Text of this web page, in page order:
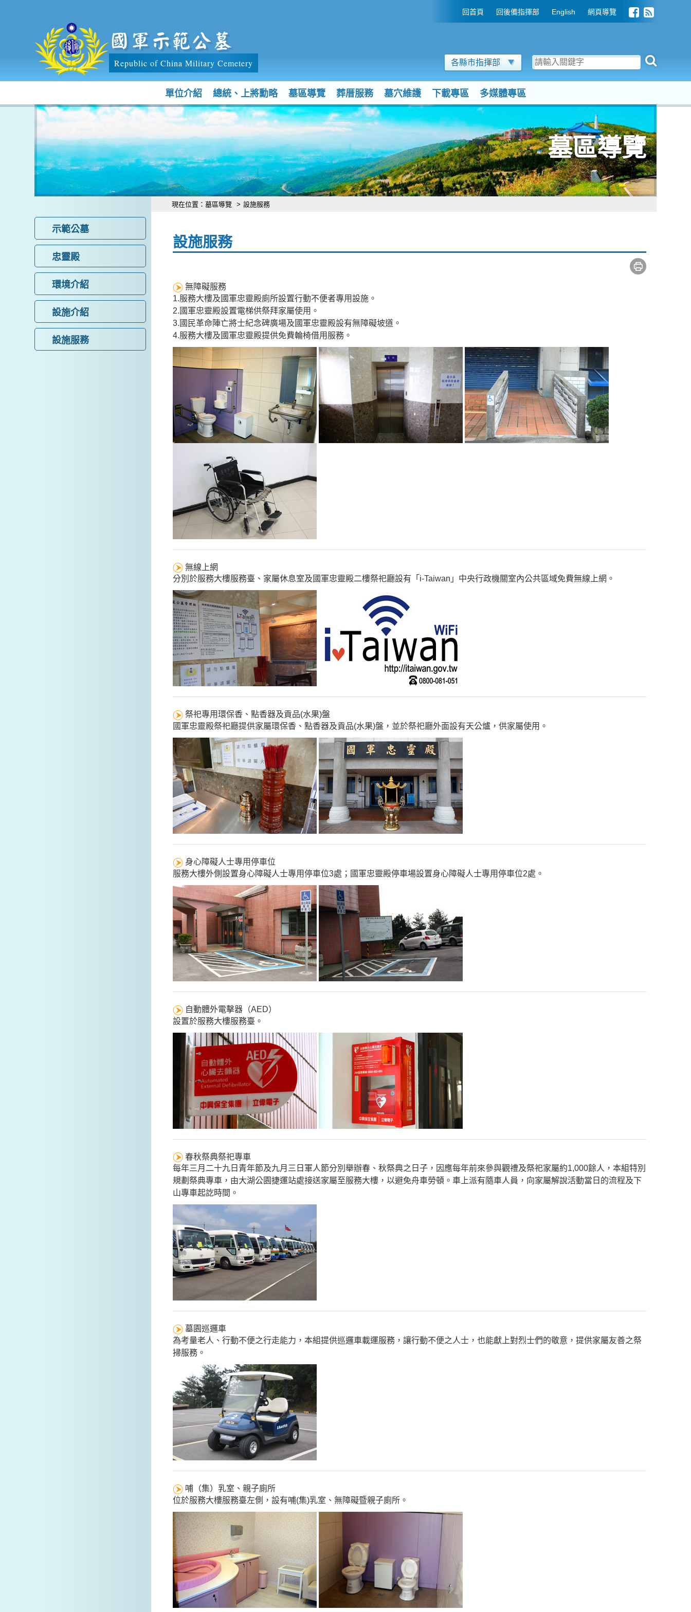
回首頁 回後備指揮部 English 網頁導覽
國軍示範公墓
Republic of China Military Cemetery 各縣市指揮部
單位介紹 總統、上將勳略 墓區導覽 葬厝服務 墓穴維護 下載專區 多媒體專區
墓區導覽
示範公墓
忠靈殿
環境介紹
設施介紹
設施服務
現在位置：墓區導覽 > 設施服務
設施服務
無障礙服務
1.服務大樓及國軍忠靈殿廁所設置行動不便者專用設施。
2.國軍忠靈殿設置電梯供祭拜家屬使用。
3.國民革命陣亡將士紀念碑廣場及國軍忠靈殿設有無障礙坡道。
4.服務大樓及國軍忠靈殿提供免費輪椅借用服務。
無線上網
分別於服務大樓服務臺、家屬休息室及國軍忠靈殿二樓祭祀廳設有「i-Taiwan」中央行政機關室內公共區域免費無線上網。
祭祀專用環保香、點香器及貢品(水果)盤
國軍忠靈殿祭祀廳提供家屬環保香、點香器及貢品(水果)盤，並於祭祀廳外面設有天公爐，供家屬使用。
身心障礙人士專用停車位
服務大樓外側設置身心障礙人士專用停車位3處；國軍忠靈殿停車場設置身心障礙人士專用停車位2處。
自動體外電擊器（AED）
設置於服務大樓服務臺。
春秋祭典祭祀專車
每年三月二十九日青年節及九月三日軍人節分別舉辦春、秋祭典之日子，因應每年前來參與觀禮及祭祀家屬約1,000餘人，本組特別
規劃祭典專車，由大湖公園捷運站處接送家屬至服務大樓，以避免舟車勞頓。車上派有隨車人員，向家屬解說活動當日的流程及下
山專車起訖時間。
墓園巡邏車
為考量老人、行動不便之行走能力，本組提供巡邏車載運服務，讓行動不便之人士，也能獻上對烈士們的敬意，提供家屬友善之祭
掃服務。
哺（集）乳室、親子廁所
位於服務大樓服務臺左側，設有哺(集)乳室、無障礙暨親子廁所。